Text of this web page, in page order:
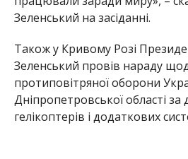
Зеленський на засіданні.
Також у Кривому Розі
Зеленський провів нараду
протиповітряної оборони
Дніпропетровської області
гелікоптерів і додаткових